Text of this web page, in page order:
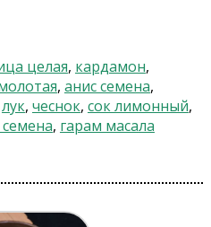
целая, кардамон,
, анис семена,
лук, чеснок, сок лимонный,
, гарам масала